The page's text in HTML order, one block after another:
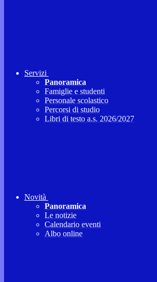
Servizi
Panoramica
Famiglie e studenti
Personale scolastico
Percorsi di studio
Libri di testo a.s. 2026/2027
Novità
Panoramica
Le notizie
Calendario eventi
Albo online